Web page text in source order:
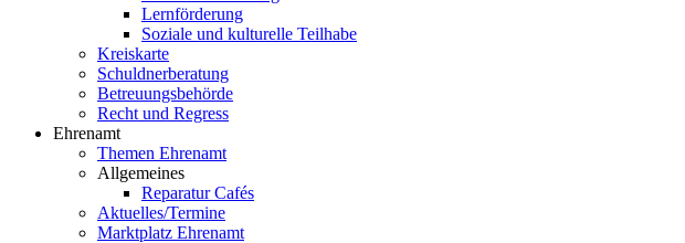
Lernförderung
Soziale und kulturelle Teilhabe
Kreiskarte
Schuldnerberatung
Betreuungsbehörde
Recht und Regress
Ehrenamt
Themen Ehrenamt
Allgemeines
Reparatur Cafés
Aktuelles/Termine
Marktplatz Ehrenamt